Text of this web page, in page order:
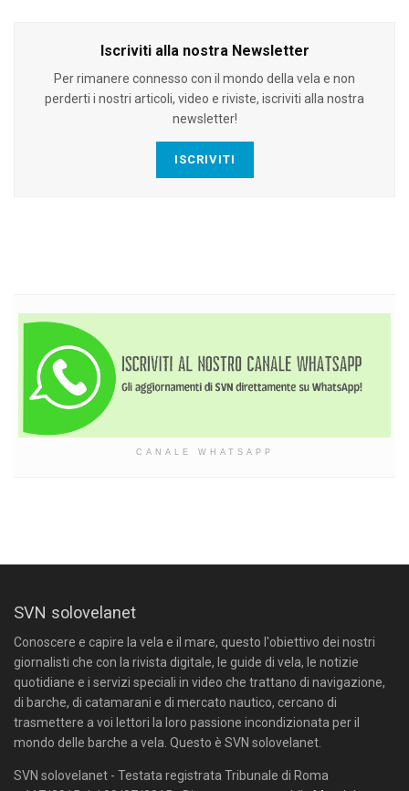
Iscriviti alla nostra Newsletter
Per rimanere connesso con il mondo della vela e non
perderti i nostri articoli, video e riviste, iscriviti alla nostra
newsletter!
ISCRIVITI
CANALE WHATSAPP
SVN solovelanet
Conoscere e capire la vela e il mare, questo l'obiettivo dei nostri
giornalisti che con la rivista digitale, le guide di vela, le notizie
quotidiane e i servizi speciali in video che trattano di navigazione,
di barche, di catamarani e di mercato nautico, cercano di
trasmettere a voi lettori la loro passione incondizionata per il
mondo delle barche a vela. Questo è SVN solovelanet.
SVN solovelanet - Testata registrata Tribunale di Roma